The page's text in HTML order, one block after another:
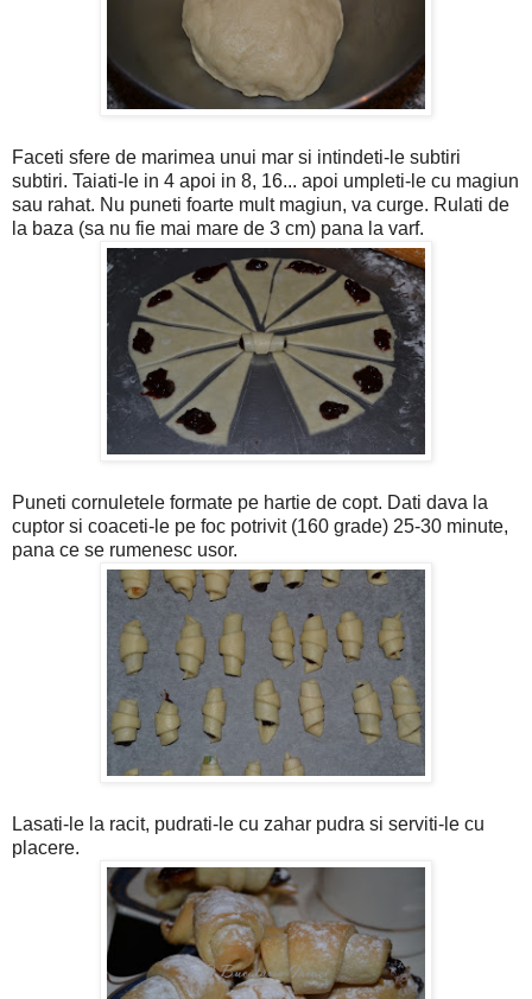
Faceti sfere de marimea unui mar si intindeti-le subtiri
subtiri. Taiati-le in 4 apoi in 8, 16... apoi umpleti-le cu magiun
sau rahat. Nu puneti foarte mult magiun, va curge. Rulati de
la baza (sa nu fie mai mare de 3 cm) pana la varf.
Puneti cornuletele formate pe hartie de copt. Dati dava la
cuptor si coaceti-le pe foc potrivit (160 grade) 25-30 minute,
pana ce se rumenesc usor.
Lasati-le la racit, pudrati-le cu zahar pudra si serviti-le cu
placere.